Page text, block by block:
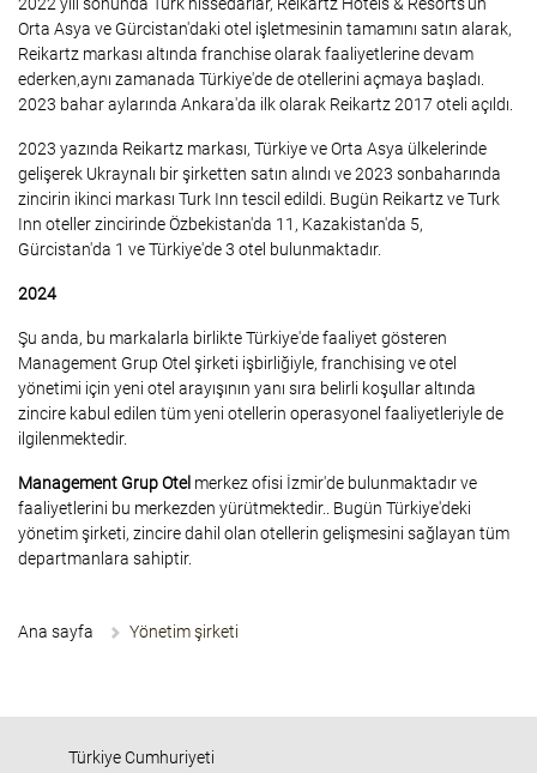
Orta Asya ve Gürcistan'daki otel işletmesinin tamamını satın alarak,
Reikartz markası altında franchise olarak faaliyetlerine devam
ederken,aynı zamanada Türkiye'de de otellerini açmaya başladı.
2023 bahar aylarında Ankara'da ilk olarak Reikartz 2017 oteli açıldı.
2023 yazında Reikartz markası, Türkiye ve Orta Asya ülkelerinde
gelişerek Ukraynalı bir şirketten satın alındı ve 2023 sonbaharında
zincirin ikinci markası Turk Inn tescil edildi. Bugün Reikartz ve Turk
Inn oteller zincirinde Özbekistan'da 11, Kazakistan'da 5,
Gürcistan'da 1 ve Türkiye'de 3 otel bulunmaktadır.
2024
Şu anda, bu markalarla birlikte Türkiye'de faaliyet gösteren
Management Grup Otel şirketi işbirliğiyle, franchising ve otel
yönetimi için yeni otel arayışının yanı sıra belirli koşullar altında
zincire kabul edilen tüm yeni otellerin operasyonel faaliyetleriyle de
ilgilenmektedir.
Management Grup Otel merkez ofisi İzmir'de bulunmaktadır ve
faaliyetlerini bu merkezden yürütmektedir.. Bugün Türkiye'deki
yönetim şirketi, zincire dahil olan otellerin gelişmesini sağlayan tüm
departmanlara sahiptir.
Ana sayfa Yönetim şirketi
Türkiye Cumhuriyeti